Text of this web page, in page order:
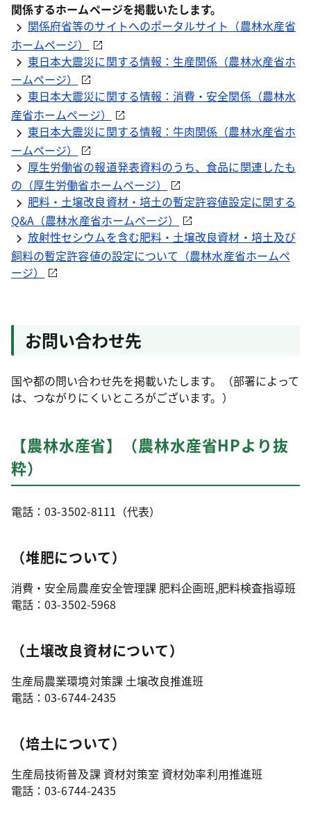
関係するホームページを掲載いたします。
関係府省等のサイトへのポータルサイト（農林水産省
ホームページ）
東日本大震災に関する情報：生産関係（農林水産省ホ
ームページ）
東日本大震災に関する情報：消費・安全関係（農林水
産省ホームページ）
東日本大震災に関する情報：牛肉関係（農林水産省ホ
ームページ）
厚生労働省の報道発表資料のうち、食品に関連したも
の（厚生労働省ホームページ）
肥料・土壌改良資材・培土の暫定許容値設定に関する
Q&A（農林水産省ホームページ）
放射性セシウムを含む肥料・土壌改良資材・培土及び
飼料の暫定許容値の設定について（農林水産省ホームペ
ージ）
お問い合わせ先
国や都の問い合わせ先を掲載いたします。（部署によって
は、つながりにくいところがございます。）
【農林水産省】（農林水産省HPより抜
粋）
電話：03-3502-8111（代表）
（堆肥について）
消費・安全局農産安全管理課 肥料企画班,肥料検査指導班
電話：03-3502-5968
（土壌改良資材について）
生産局農業環境対策課 土壌改良推進班
電話：03-6744-2435
（培土について）
生産局技術普及課 資材対策室 資材効率利用推進班
電話：03-6744-2435